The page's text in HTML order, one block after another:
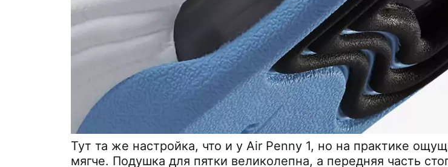
Тут та же настройка, что и у Air Penny 1, но на практике
мягче. Подушка для пятки великолепна, а передняя часть